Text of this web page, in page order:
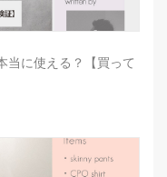
当に使える？【買って